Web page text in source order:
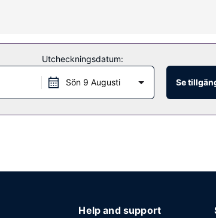
i receptionen. Avgiftsfri parkering erbjuds på
Utcheckningsdatum:
Sön 9 Augusti Se
Help and support